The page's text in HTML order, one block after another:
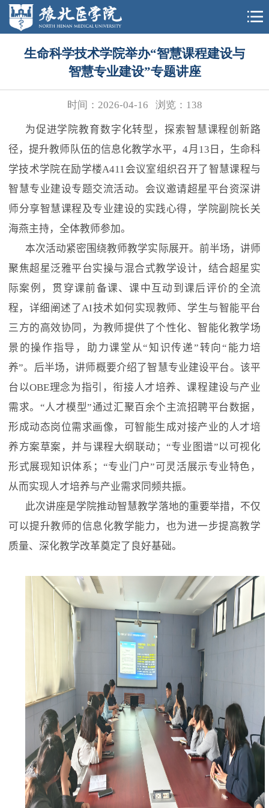
生命科学技术学院举办“智慧课程建设与
智慧专业建设”专题讲座
时间：2026-04-16 浏览： 138
为促进学院教育数字化转型，探索智慧课程创新路
径，提升教师队伍的信息化教学水平，4月 13 日，生命科
学技术学院在励学楼A411会议室组织召开了智慧课程与
智慧专业建设专题交流活动。会议邀请超星平台资深讲
师分享智慧课程及专业建设的实践心得，学院副院长关
海燕主持，全体教师参加。
本次活动紧密围绕教师教学实际展开。前半场，讲师
聚焦超星泛雅平台实操与混合式教学设计，结合超星实
际案例，贯穿课前备课、课中互动到课后评价的全流
程，详细阐述了AI技术如何实现教师、学生与智能平台
三方的高效协同，为教师提供了个性化、智能化教学场
景的操作指导，助力课堂从“知识传递”转向“能力培
养”。后半场，讲师概要介绍了智慧专业建设平台。该平
台以OBE理念为指引，衔接人才培养、课程建设与产业
需求。“人才模型”通过汇聚百余个主流招聘平台数据，
形成动态岗位需求画像，可智能生成对接产业的人才培
养方案草案，并与课程大纲联动；“专业图谱”以可视化
形式展现知识体系；“专业门户”可灵活展示专业特色，
从而实现人才培养与产业需求同频共振。
此次讲座是学院推动智慧教学落地的重要举措，不仅
可以提升教师的信息化教学能力，也为进一步提高教学
质量、深化教学改革奠定了良好基础。